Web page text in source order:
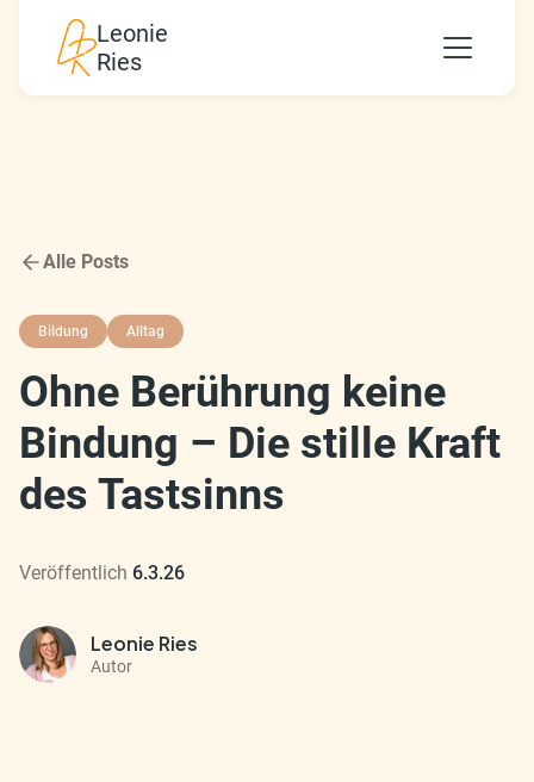
Leonie
Ries
Alle Posts
Bildung Alltag
Ohne Berührung keine
Bindung – Die stille Kraft
des Tastsinns
Veröffentlich 6.3.26
Leonie Ries
Autor